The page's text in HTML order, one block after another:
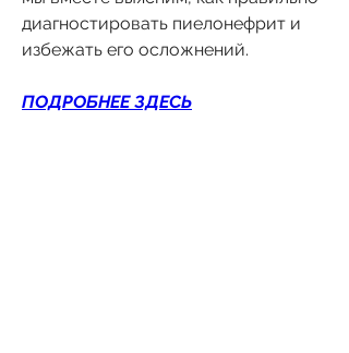
диагностировать пиелонефрит и
избежать его осложнений.
ПОДРОБНЕЕ ЗДЕСЬ